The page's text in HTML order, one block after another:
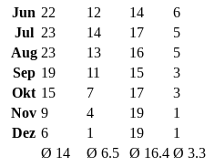
Jun 22 12 14
6
Jul 23 14 17
5
Aug 23 13 16
5
Sep 19 11 15
3
Okt 15 7 17
3
Nov 9 4 19
1
Dez 6 1 19
1
Ø 14
Ø 6.5 Ø 16.4 Ø 3.3